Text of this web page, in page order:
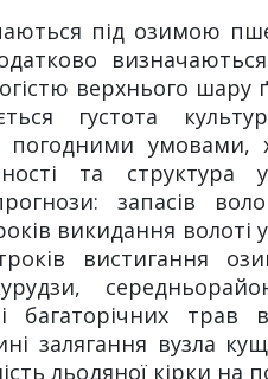
під озимою
верхнього шару
густота
погодними
та структура
запасів
викидання волоті
вистигання
багаторічних трав
залягання вузла
льодяної кірки на